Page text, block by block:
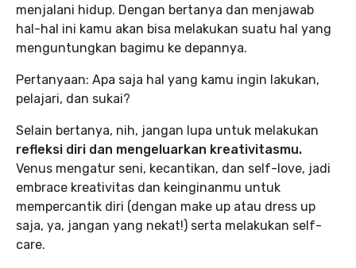
menjalani hidup. Dengan bertanya dan menjawab
hal-hal ini kamu akan bisa melakukan suatu hal yang
menguntungkan bagimu ke depannya.
Pertanyaan: Apa saja hal yang kamu ingin lakukan,
pelajari, dan sukai?
Selain bertanya, nih, jangan lupa untuk melakukan
refleksi diri dan mengeluarkan kreativitasmu.
Venus mengatur seni, kecantikan, dan self-love, jadi
embrace kreativitas dan keinginanmu untuk
mempercantik diri (dengan make up atau dress up
saja, ya, jangan yang nekat!) serta melakukan self-
care.